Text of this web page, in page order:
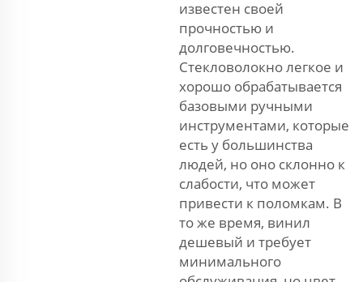
известен своей
прочностью и
долговечностью.
Стекловолокно легкое и
хорошо обрабатывается
базовыми ручными
инструментами, которые
есть у большинства
людей, но оно склонно к
слабости, что может
привести к поломкам. В
то же время, винил
дешевый и требует
минимального